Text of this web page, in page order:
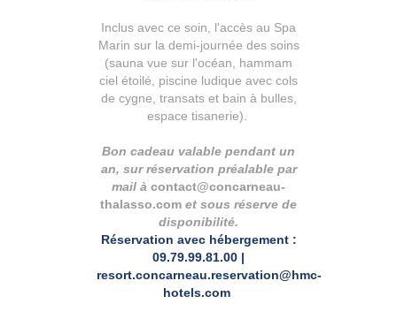
Inclus avec ce soin, l'accès au Spa
Marin sur la demi-journée des soins
(sauna vue sur l'océan, hammam
ciel étoilé, piscine ludique avec cols
de cygne, transats et bain à bulles,
espace tisanerie).
Bon cadeau valable pendant un
an, sur réservation préalable par
mail à contact@concarneau-
thalasso.com et sous réserve de
disponibilité.
Réservation avec hébergement :
09.79.99.81.00 |
resort.concarneau.reservation@hmc-
hotels.com